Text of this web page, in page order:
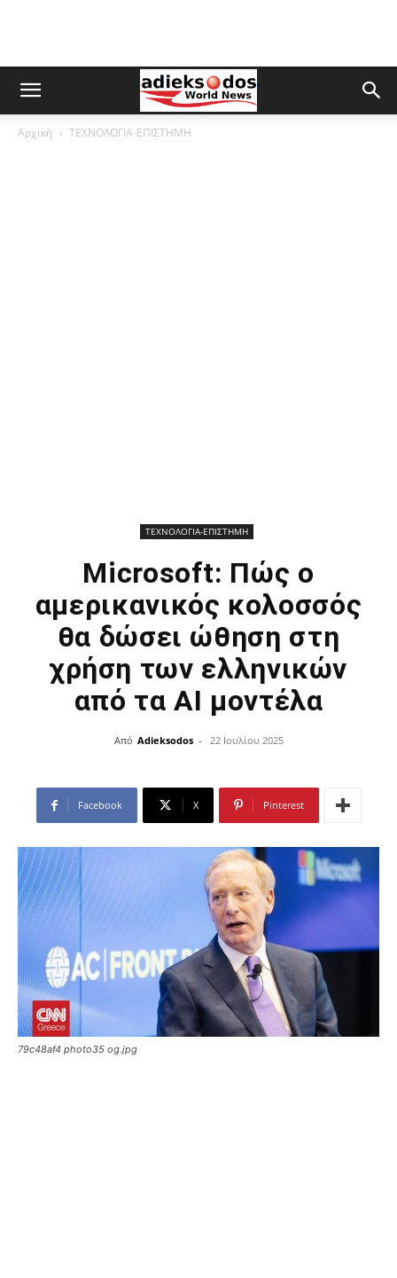
Αρχική ΤΕΧΝΟΛΟΓΙΑ-ΕΠΙΣΤΗΜΗ
ΤΕΧΝΟΛΟΓΙΑ-ΕΠΙΣΤΗΜΗ
Microsoft: Πώς ο
αμερικανικός κολοσσός
θα δώσει ώθηση στη
χρήση των ελληνικών
από τα ΑΙ μοντέλα
Από Adieksodos - 22 Ιουλίου 2025
Facebook X Pinterest
79c48af4 photo35 og.jpg